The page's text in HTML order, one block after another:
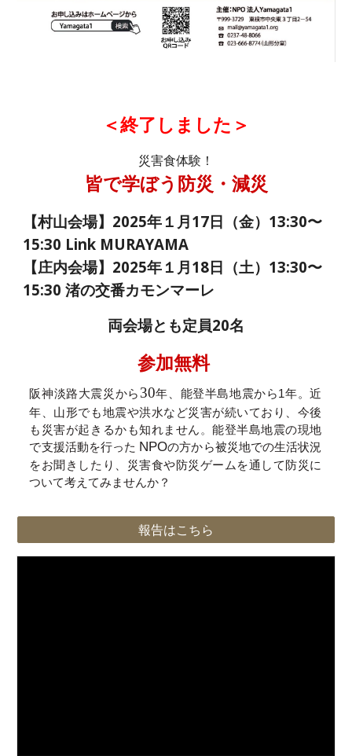
＜終了しました＞
災害食体験！
皆で学ぼう防災・減災
【村山会場】2025年１月17日（金）13:30〜
15:30 Link MURAYAMA
【庄内会場】2025年１月18日（土）13:30〜
15:30 渚の交番カモンマーレ
両会場とも定員20名
参加無料
阪神淡路大震災から 30年、能登半島地震から1年。近
年、山形でも地震や洪水など災害が続いており、今後
も災害が起きるかも知れません 。能登半島地震の現地
で支援活動を行った NPOの方から被災地での生活状況
をお聞きしたり、災害食や防災ゲームを通して防災に
ついて考えてみませんか？
報告はこちら